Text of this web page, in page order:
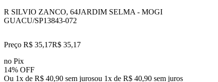
R SILVIO ZANCO, 64JARDIM SELMA - MOGI
GUACU/SP13843-072
Preço R$ 35,17R$ 35,17
no Pix
14% OFF
Ou 1x de R$ 40,90 sem jurosou 1x de R$ 40,90 sem juros